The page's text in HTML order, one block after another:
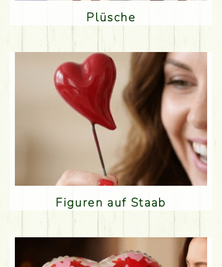
Plüsche
Figuren auf Staab